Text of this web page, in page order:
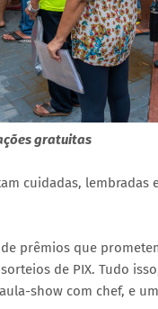
gratuitas
cuidadas,
prêmios que
de PIX. Tudo
show com chef, e